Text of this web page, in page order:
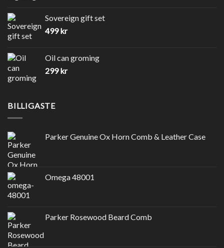
Sovereign gift set
499kr
Oil can groming
299kr
BILLIGASTE
Parker Genuine Ox Horn Comb & Leather Case
Omega 48001
Parker Rosewood Beard Comb